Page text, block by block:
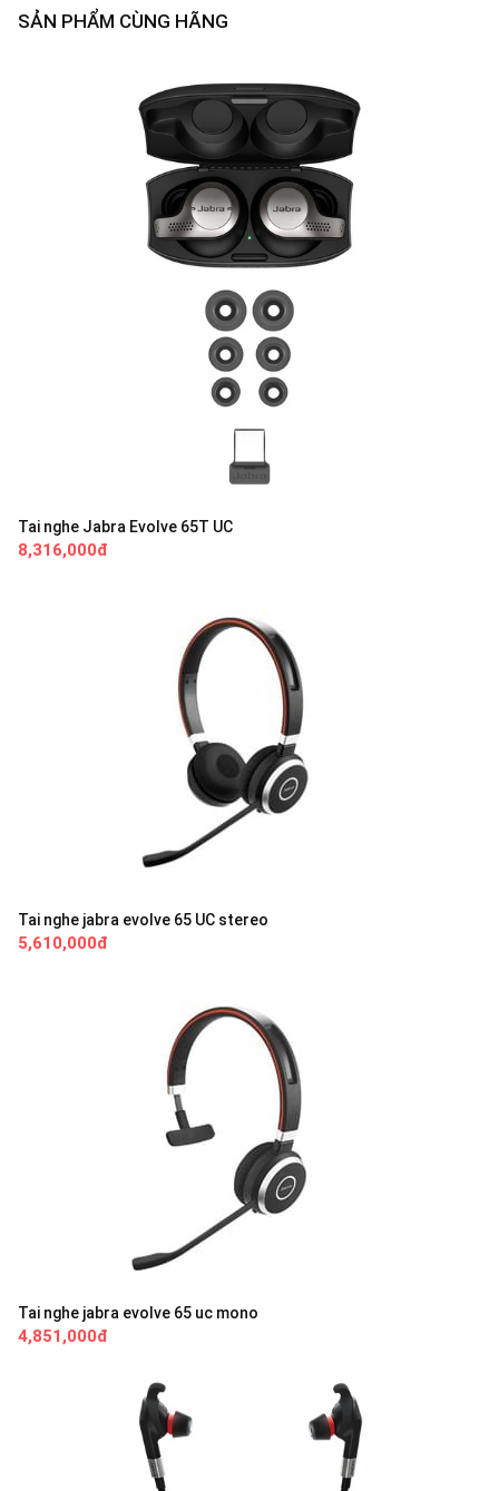
SẢN PHẨM CÙNG HÃNG
Tai nghe Jabra Evolve 65T UC
8,316,000đ
Tai nghe jabra evolve 65 UC stereo
5,610,000đ
Tai nghe jabra evolve 65 uc mono
4,851,000đ